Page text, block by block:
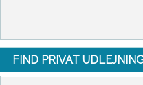
FIND PRIVAT